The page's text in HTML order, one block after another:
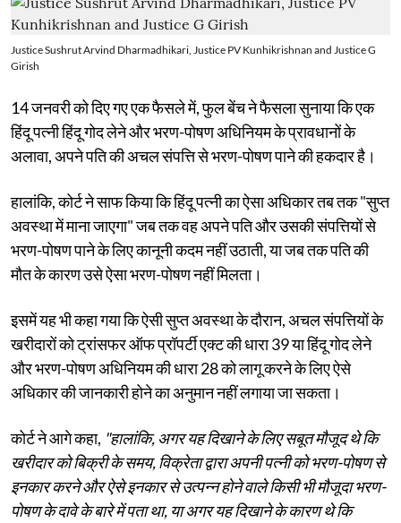
Justice Sushrut Arvind Dharmadhikari, Justice PV Kunhikrishnan and Justice G
Girish
14 जनवरी को दिए गए एक फैसले में, फुल बेंच ने फैसला सुनाया कि एक
हिंदू पत्नी हिंदू गोद लेने और भरण-पोषण अधिनियम के प्रावधानों के
अलावा, अपने पति की अचल संपत्ति से भरण-पोषण पाने की हकदार है।
हालांकि, कोर्ट ने साफ किया कि हिंदू पत्नी का ऐसा अधिकार तब तक "सुप्त
अवस्था में माना जाएगा" जब तक वह अपने पति और उसकी संपत्तियों से
भरण-पोषण पाने के लिए कानूनी कदम नहीं उठाती, या जब तक पति की
मौत के कारण उसे ऐसा भरण-पोषण नहीं मिलता।
इसमें यह भी कहा गया कि ऐसी सुप्त अवस्था के दौरान, अचल संपत्तियों के
खरीदारों को ट्रांसफर ऑफ प्रॉपर्टी एक्ट की धारा 39 या हिंदू गोद लेने
और भरण-पोषण अधिनियम की धारा 28 को लागू करने के लिए ऐसे
अधिकार की जानकारी होने का अनुमान नहीं लगाया जा सकता।
कोर्ट ने आगे कहा, "हालांकि, अगर यह दिखाने के लिए सबूत मौजूद थे कि
खरीदार को बिक्री के समय, विक्रेता द्वारा अपनी पत्नी को भरण-पोषण से
इनकार करने और ऐसे इनकार से उत्पन्न होने वाले किसी भी मौजूदा भरण-
पोषण के दावे के बारे में पता था, या अगर यह दिखाने के कारण थे कि